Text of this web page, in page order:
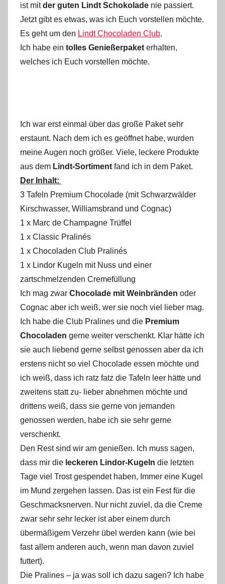
ist mitder guten Lindt Schokolade nie passiert.
Jetzt gibt es etwas, was ich Euch vorstellen möchte.
Es geht um den Lindt Chocoladen Club.
Ich habe ein tolles Genießerpaket erhalten,
welches ich Euch vorstellen möchte.
Ich war erst einmal über das große Paket sehr
erstaunt. Nach dem ich es geöffnet habe, wurden
meine Augen noch größer. Viele, leckere Produkte
aus dem Lindt-Sortiment fand ich in dem Paket.
Der Inhalt:
3 Tafeln Premium Chocolade (mit Schwarzwälder
Kirschwasser, Williamsbrand und Cognac)
1 x Marc de Champagne Trüffel
1 x Classic Pralinés
1 x Chocoladen Club Pralinés
1 x Lindor Kugeln mit Nuss und einer
zartschmelzenden Cremefüllung
Ich mag zwar Chocolade mit Weinbränden oder
Cognac aber ich weiß, wer sie noch viel lieber mag.
Ich habe die Club Pralines und die Premium
Chocoladen gerne weiter verschenkt. Klar hätte ich
sie auch liebend gerne selbst genossen aber da ich
erstens nicht so viel Chocolade essen möchte und
ich weiß, dass ich ratz fatz die Tafeln leer hätte und
zweitens statt zu- lieber abnehmen möchte und
drittens weiß, dass sie gerne von jemanden
genossen werden, habe ich sie sehr gerne
verschenkt.
Den Rest sind wir am genießen. Ich muss sagen,
dass mir die leckeren Lindor-Kugeln die letzten
Tage viel Trost gespendet haben, Immer eine Kugel
im Mund zergehen lassen. Das ist ein Fest für die
Geschmacksnerven. Nur nicht zuviel, da die Creme
zwar sehr sehr lecker ist aber einem durch
übermäßigem Verzehr übel werden kann (wie bei
fast allem anderen auch, wenn man davon zuviel
futtert).
Die Pralines – ja was soll ich dazu sagen? Ich habe